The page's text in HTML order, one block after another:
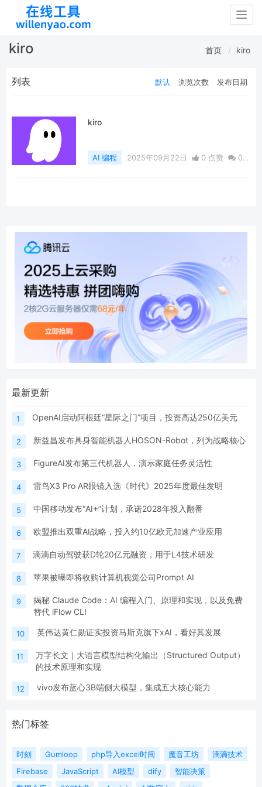
kiro 首页 kiro
列表 默认 浏览次数 发布日期
kiro
AI 编程 2025年09月22日 0 点赞
0
最新更新
1 OpenAI启动阿根廷“星际之门”项目，投资高达250亿美元
2 新益昌发布具身智能机器人HOSON-Robot，列为战略核心
3 FigureAI发布第三代机器人，演示家庭任务灵活性
4 雷鸟X3 Pro AR眼镜入选《时代》2025年度最佳发明
5 中国移动发布“AI+”计划，承诺2028年投入翻番
6 欧盟推出双重AI战略，投入约10亿欧元加速产业应用
7 滴滴自动驾驶获D轮20亿元融资，用于L4技术研发
8 苹果被曝即将收购计算机视觉公司Prompt AI
9
揭秘 Claude Code：AI 编程入门、原理和实现，以及免费
替代 iFlow CLI
10 英伟达黄仁勋证实投资马斯克旗下xAI，看好其发展
11
万字长文｜大语言模型结构化输出（Structured Output）
的技术原理和实现
12 vivo发布蓝心3B端侧大模型，集成五大核心能力
热门标签
时刻 Gumloop php导入excel时间 魔音工坊
滴滴技术
Firebase
JavaScript AI模型 dify
智能决策